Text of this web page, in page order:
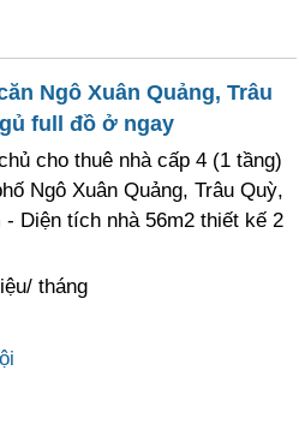
Ngô Xuân Quảng, Trâu
full đồ ở ngay
cho thuê nhà cấp 4 (1 tầng)
Ngô Xuân Quảng, Trâu Quỳ,
- Diện tích nhà 56m2 thiết kế 2
tháng